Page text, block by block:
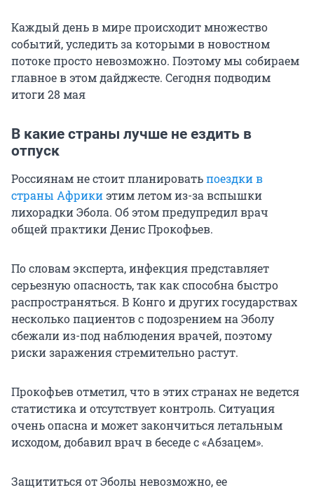
Каждый день в мире происходит множество
событий, уследить за которыми в новостном
потоке просто невозможно. Поэтому мы собираем
главное в этом дайджесте. Сегодня подводим
итоги 28 мая
В какие страны лучше не ездить в
отпуск
Россиянам не стоит планироватьпоездки в
страны Африкиэтим летом из-за вспышки
лихорадки Эбола. Об этом предупредил врач
общей практики Денис Прокофьев.
По словам эксперта, инфекция представляет
серьезную опасность, так как способна быстро
распространяться. В Конго и других государствах
несколько пациентов с подозрением на Эболу
сбежали из-под наблюдения врачей, поэтому
риски заражения стремительно растут.
Прокофьев отметил, что в этих странах не ведется
статистика и отсутствует контроль. Ситуация
очень опасна и может закончиться летальным
исходом, добавил врач в беседе с «Абзацем».
Защититься от Эболы невозможно, ее